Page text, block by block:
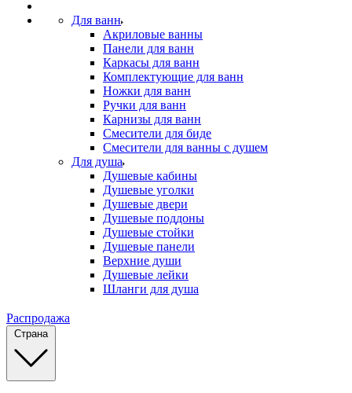
Для ванн
Акриловые ванны
Панели для ванн
Каркасы для ванн
Комплектующие для ванн
Ножки для ванн
Ручки для ванн
Карнизы для ванн
Смесители для биде
Смесители для ванны с душем
Для душа
Душевые кабины
Душевые уголки
Душевые двери
Душевые поддоны
Душевые стойки
Душевые панели
Верхние души
Душевые лейки
Шланги для душа
Распродажа
Страна